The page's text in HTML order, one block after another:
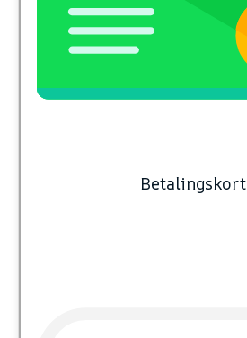
Betalingskort